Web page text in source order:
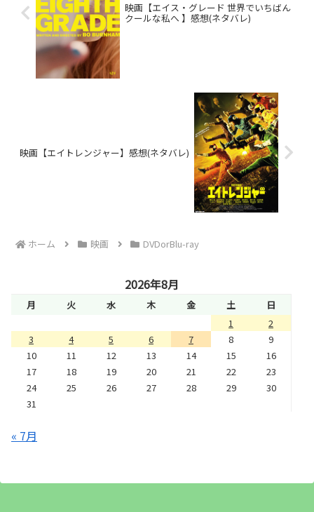
映画【エイス・グレード 世界でいちばん
クールな私へ 】感想(ネタバレ)
映画【エイトレンジャー】感想(ネタバレ)
ホーム 映画 DVDorBlu-ray
2026年8月
月 火 水 木 金 土
日
1
2
3
4 5 6 7 8
9
10
11 12 13 14 15
16
17
18 19 20 21 22
23
24
25 26 27 28 29
30
31
« 7月